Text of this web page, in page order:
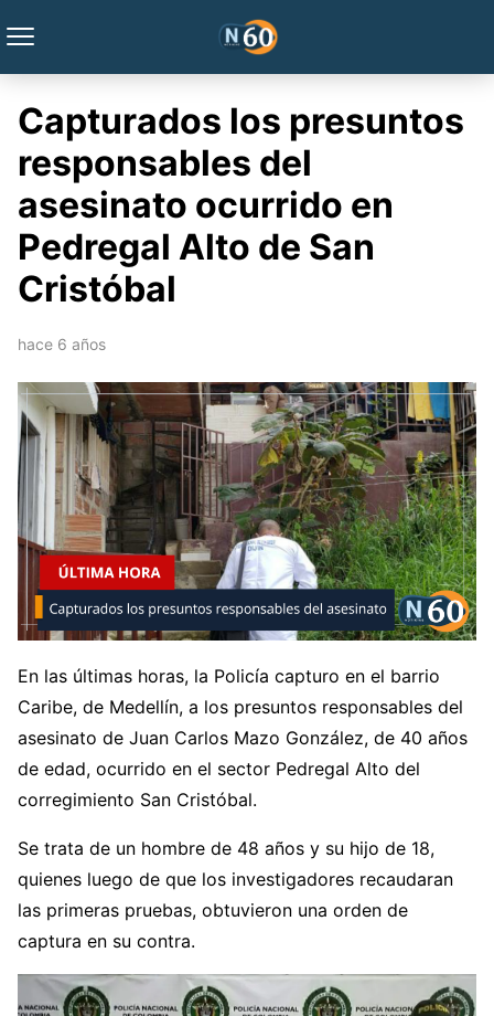
Capturados los presuntos
responsables del
asesinato ocurrido en
Pedregal Alto de San
Cristóbal
hace 6 años
En las últimas horas, la Policía capturo en el barrio
Caribe, de Medellín, a los presuntos responsables del
asesinato de Juan Carlos Mazo González, de 40 años
de edad, ocurrido en el sector Pedregal Alto del
corregimiento San Cristóbal.
Se trata de un hombre de 48 años y su hijo de 18,
quienes luego de que los investigadores recaudaran
las primeras pruebas, obtuvieron una orden de
captura en su contra.